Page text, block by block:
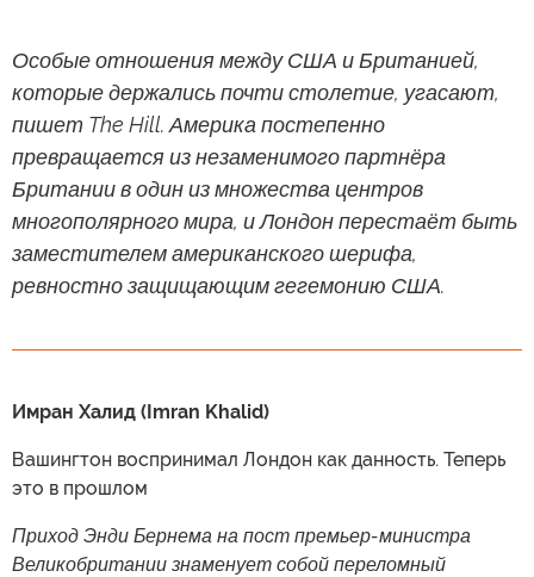
Особые отношения между США и Британией,
которые держались почти столетие, угасают,
пишет The Hill. Америка постепенно
превращается из незаменимого партнёра
Британии в один из множества центров
многополярного мира, и Лондон перестаёт быть
заместителем американского шерифа,
ревностно защищающим гегемонию США.
Имран Халид (Imran Khalid)
Вашингтон воспринимал Лондон как данность. Теперь
это в прошлом
Приход Энди Бернема на пост премьер-министра
Великобритании знаменует собой переломный